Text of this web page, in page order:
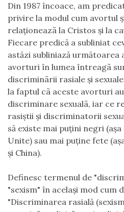
Din 1987 încoace, am
privire la modul cum avortul
relaţioneazã la Cristos şi la
Fiecare predică a subliniat
astăzi subliniază următoarea
avorturi în lumea întreagã
discriminãrii rasiale şi
la faptul cã aceste avorturi
discriminare sexualã, iar ce
rasiştii şi discriminatorii
să existe mai puţini negri
Unite) sau mai puţine fete
şi China).
Definesc termenul de
"sexism" în acelaşi mod cum
"Discriminarea rasială